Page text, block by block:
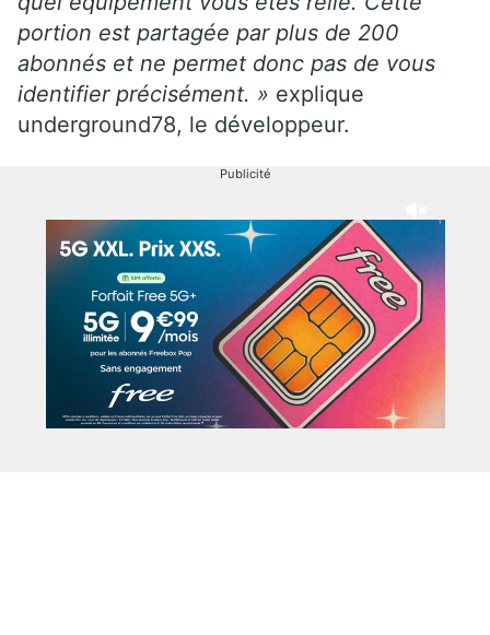
portion est partagée par plus de 200
abonnés et ne permet donc pas de vous
identifier précisément. » explique
underground78, le développeur.
Publicité